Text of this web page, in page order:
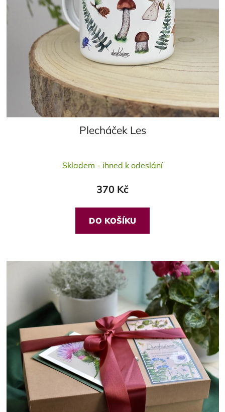
Plecháček Les
Skladem - ihned k odeslání
370 Kč
DO KOŠÍKU